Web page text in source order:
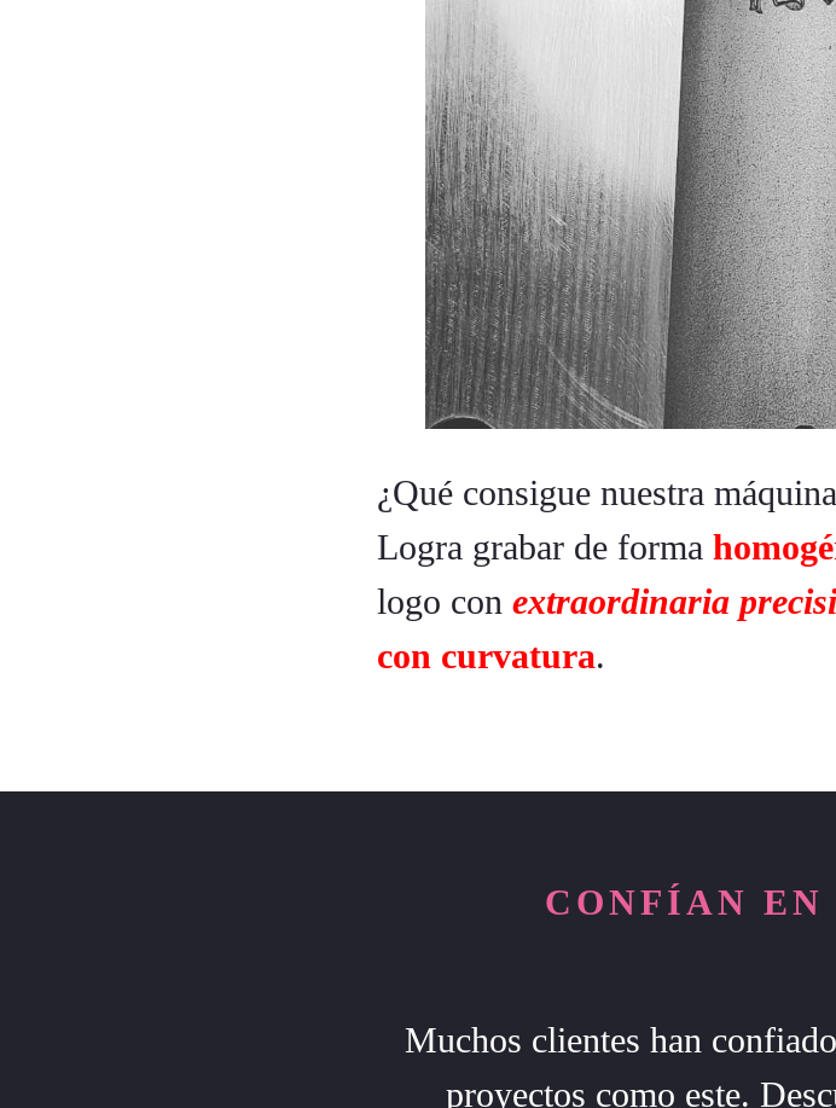
¿Qué consigue nuestra
Logra grabar de forma
logo con extraordinaria
con curvatura.
CONFÍAN EN
Muchos clientes han
proyectos como este.